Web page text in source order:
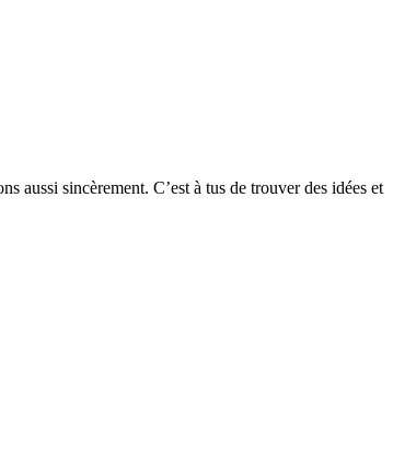
aussi sincèrement. C’est à tus de trouver des idées et